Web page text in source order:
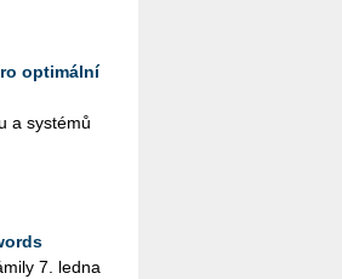
optimální
a sys­té­mů
7. ledna